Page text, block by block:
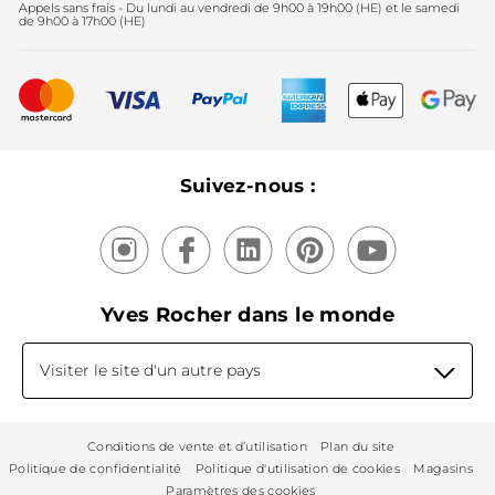
2025
Fête des mères
Nouveautés
Recyclage
Appels sans frais - Du lundi au vendredi de 9h00 à 19h00 (HE) et le samedi
de 9h00 à 17h00 (HE)
Suivez-nous :
Yves Rocher dans le monde
Visiter le site d'un autre pays
Conditions de vente et d’utilisation
Plan du site
Politique de confidentialité
Politique d'utilisation de cookies
Magasins
Paramètres des cookies